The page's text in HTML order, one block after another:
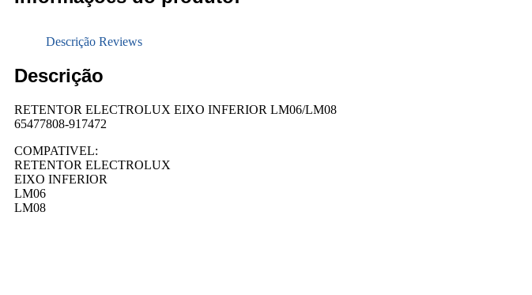
Descrição Reviews
Descrição
RETENTOR ELECTROLUX EIXO INFERIOR LM06/LM08
65477808-917472
COMPATIVEL:
RETENTOR ELECTROLUX
EIXO INFERIOR
LM06
LM08